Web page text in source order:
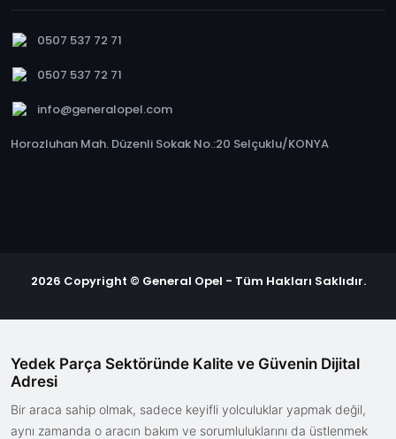
0507 537 72 71
0507 537 72 71
info@generalopel.com
Horozluhan Mah. Düzenli Sokak No.:20 Selçuklu/KONYA
2026 Copyright © General Opel - Tüm Hakları Saklıdır.
Yedek Parça Sektöründe Kalite ve Güvenin Dijital
Adresi
Bir araca sahip olmak, sadece keyifli yolculuklar yapmak değil,
aynı zamanda o aracın bakım ve sorumluluklarını da üstlenmek